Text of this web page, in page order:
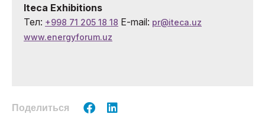
Iteca Exhibitions
Тел: +998 71 205 18 18 E-mail: pr@iteca.uz
www.energyforum.uz
Поделиться